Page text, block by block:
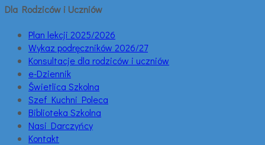
Dla Rodziców i Uczniów
Plan lekcji 2025/2026
Wykaz podręczników 2026/27
Konsultacje dla rodziców i uczniów
e-Dziennik
Świetlica Szkolna
Szef Kuchni Poleca
Biblioteka Szkolna
Nasi Darczyńcy
Kontakt